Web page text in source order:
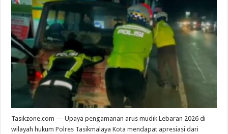
Nusantara
Jabar
Apresiasi
Kinerja
Polres
Tasikmalaya
Kota
Amankan
Tasikzone.com — Upaya pengamanan arus mudik Lebaran 2026 di
wilayah hukum Polres Tasikmalaya Kota mendapat apresiasi dari